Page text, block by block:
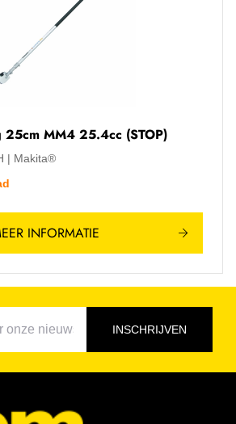
25cm MM4 25.4cc (STOP)
Makita®
INFORMATIE
INSCHRIJVEN